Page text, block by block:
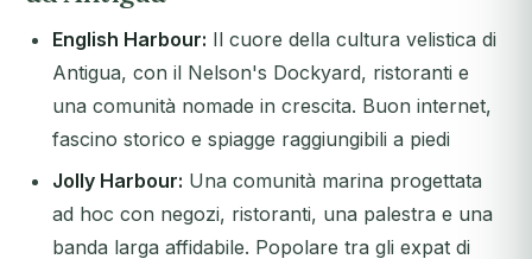
English Harbour: Il cuore della cultura velistica di
Antigua, con il Nelson's Dockyard, ristoranti e
una comunità nomade in crescita. Buon internet,
fascino storico e spiagge raggiungibili a piedi
Jolly Harbour: Una comunità marina progettata
ad hoc con negozi, ristoranti, una palestra e una
banda larga affidabile. Popolare tra gli expat di